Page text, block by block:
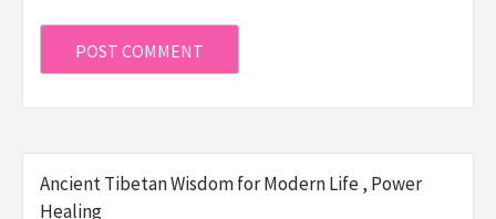
Ancient Tibetan Wisdom for Modern Life , Power
Healing